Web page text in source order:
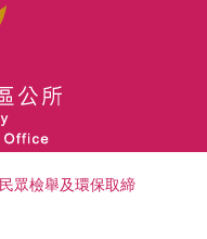
民眾檢舉及環保取締